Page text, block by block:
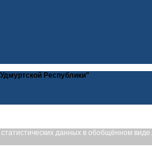
Республики"
данных в обобщённом виде.